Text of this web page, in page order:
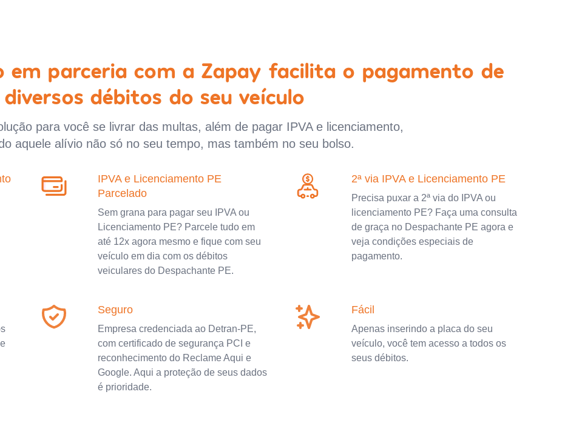
em parceria com a Zapay facilita o pagamento de
diversos débitos do seu veículo
para você se livrar das multas, além de pagar IPVA e licenciamento,
aquele alívio não só no seu tempo, mas também no seu bolso.
IPVA e Licenciamento PE
Parcelado
Sem grana para pagar seu IPVA ou
Licenciamento PE? Parcele tudo em
até 12x agora mesmo e fique com seu
veículo em dia com os débitos
veiculares do Despachante PE.
2ª via IPVA e Licenciamento PE
Precisa puxar a 2ª via do IPVA ou
licenciamento PE? Faça uma consulta
de graça no Despachante PE agora e
veja condições especiais de
pagamento.
Seguro
Empresa credenciada ao Detran-PE,
com certificado de segurança PCI e
reconhecimento do Reclame Aqui e
Google. Aqui a proteção de seus dados
é prioridade.
Fácil
Apenas inserindo a placa do seu
veículo, você tem acesso a todos os
seus débitos.